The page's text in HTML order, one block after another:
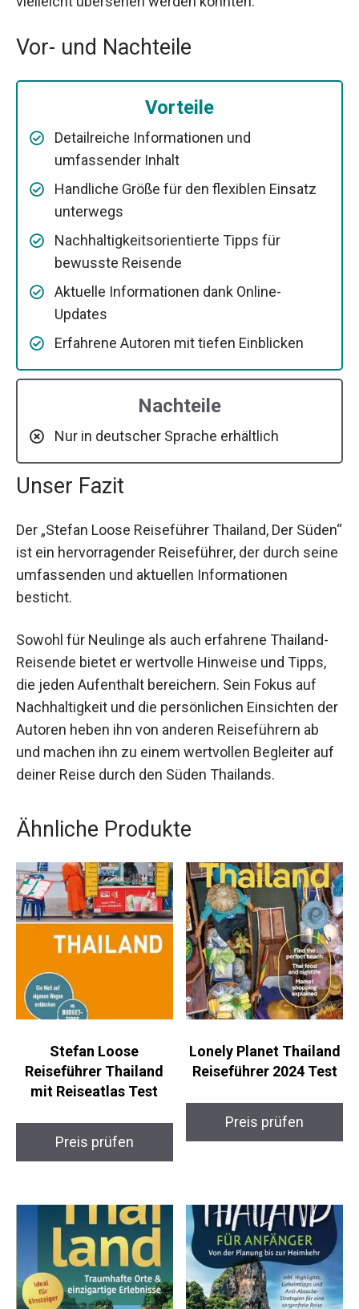
Vor- und Nachteile
Vorteile
Detailreiche Informationen und
umfassender Inhalt
Handliche Größe für den flexiblen Einsatz
unterwegs
Nachhaltigkeitsorientierte Tipps für
bewusste Reisende
Aktuelle Informationen dank Online-
Updates
Erfahrene Autoren mit tiefen Einblicken
Nachteile
Nur in deutscher Sprache erhältlich
Unser Fazit
Der „Stefan Loose Reiseführer Thailand, Der Süden“
ist ein hervorragender Reiseführer, der durch seine
umfassenden und aktuellen Informationen
besticht.
Sowohl für Neulinge als auch erfahrene Thailand-
Reisende bietet er wertvolle Hinweise und Tipps,
die jeden Aufenthalt bereichern. Sein Fokus auf
Nachhaltigkeit und die persönlichen Einsichten der
Autoren heben ihn von anderen Reiseführern ab
und machen ihn zu einem wertvollen Begleiter auf
deiner Reise durch den Süden Thailands.
Ähnliche Produkte
Stefan Loose
Reiseführer Thailand
mit Reiseatlas Test
Preis prüfen
Lonely Planet Thailand
Reiseführer 2024 Test
Preis prüfen